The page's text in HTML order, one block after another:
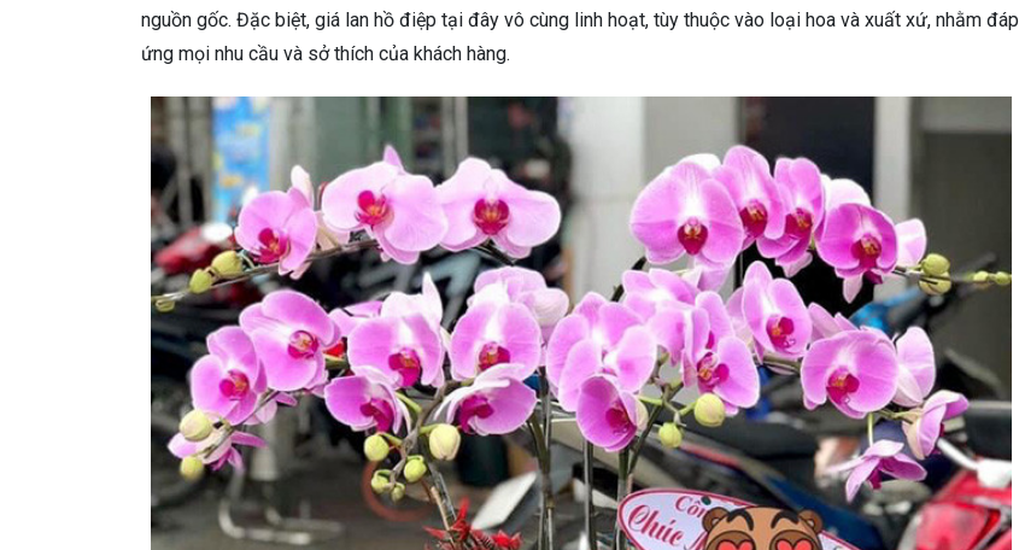
nguồn gốc. Đặc biệt, giá lan hồ điệp tại đây vô cùng linh hoạt, tùy thuộc vào loại hoa và xuất xứ, nhằm đáp
ứng mọi nhu cầu và sở thích của khách hàng.